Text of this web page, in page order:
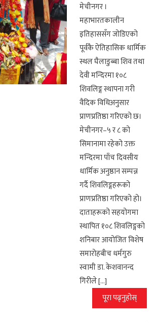
मेचीनगर ।
महाभारतकालीन
इतिहाससँग जोडिएको
पूर्वकै ऐतिहासिक धार्मिक
स्थल घैलाडुब्बा शिव तथा
देवी मन्दिरमा १०८
शिवलिङ्ग स्थापना गरी
वैदिक विधिअनुसार
प्राणप्रतिष्ठा गरिएको छ।
मेचीनगर–५ र ८ को
सिमानामा रहेको उक्त
मन्दिरमा पाँच दिवसीय
धार्मिक अनुष्ठान सम्पन्न
गर्दै शिवलिङ्गहरूको
प्राणप्रतिष्ठा गरिएको हो।
दाताहरूको सहयोगमा
स्थापित १०८ शिवलिङ्गको
शनिबार आयोजित विशेष
समारोहबीच धर्मगुरु
स्वामी डा. केशवानन्द
गिरीले […]
पूरा पढ्नुहोस्